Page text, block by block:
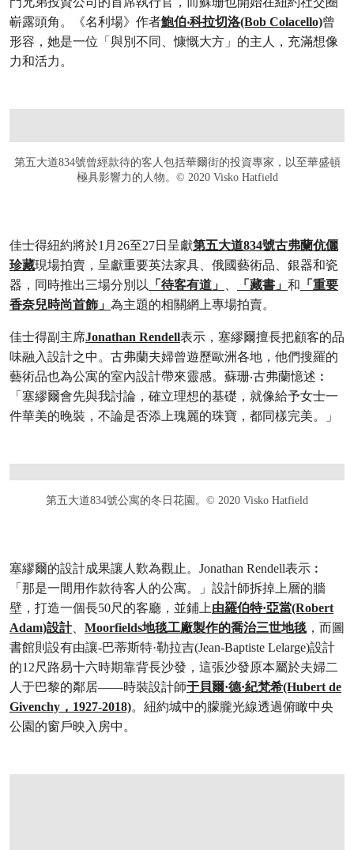
嶄露頭角。《名利場》作者鮑伯‧科拉切洛(Bob Colacello)曾
形容，她是一位「與別不同、慷慨大方」的主人，充滿想像
力和活力。
第五大道834號曾經款待的客人包括華爾街的投資專家，以至華盛頓
極具影響力的人物。© 2020 Visko Hatfield
佳士得紐約將於1月26至27日呈獻第五大道834號古弗蘭伉儷
珍藏現場拍賣，呈獻重要英法家具、俄國藝術品、銀器和瓷
器，同時推出三場分別以
「待客有道」 「藏書」 和 「重要
香奈兒時尚首飾」 為主題的相關網上專場拍賣。
佳士得副主席Jonathan Rendell表示，塞繆爾擅長把顧客的品
味融入設計之中。古弗蘭夫婦曾遊歷歐洲各地，他們搜羅的
藝術品也為公寓的室內設計帶來靈感。蘇珊‧古弗蘭憶述︰
「塞繆爾會先與我討論，確立理想的基礎，就像給予女士一
件華美的晚裝，不論是否添上瑰麗的珠寶，都同樣完美。」
第五大道834號公寓的冬日花園。© 2020 Visko Hatfield
塞繆爾的設計成果讓人歎為觀止。Jonathan Rendell表示︰
「那是一間用作款待客人的公寓。」設計師拆掉上層的牆
壁，打造一個長50尺的客廳，並鋪上由羅伯特·亞當(Robert
Adam)設計、 Moorfields地毯工廠製作的喬治三世地毯 ，而圖
書館則設有由讓-巴蒂斯特·勒拉吉(Jean-Baptiste Lelarge)設計
的12尺路易十六時期靠背長沙發，這張沙發原本屬於夫婦二
人于巴黎的鄰居——時裝設計師于貝爾·德·紀梵希(Hubert de
Givenchy，1927-2018)。紐約城中的朦朧光線透過俯瞰中央
公園的窗戶映入房中。